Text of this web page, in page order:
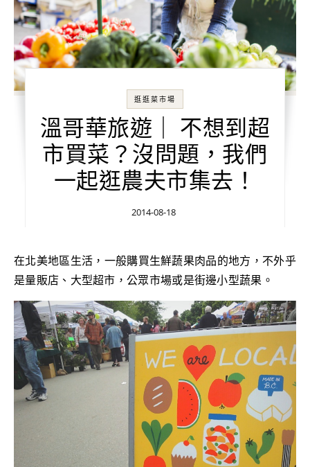
逛逛菜市場
溫哥華旅遊｜ 不想到超
市買菜？沒問題，我們
一起逛農夫市集去！
2014-08-18
在北美地區生活，一般購買生鮮蔬果肉品的地方，不外乎
是量販店、大型超市，公眾市場或是街邊小型蔬果。